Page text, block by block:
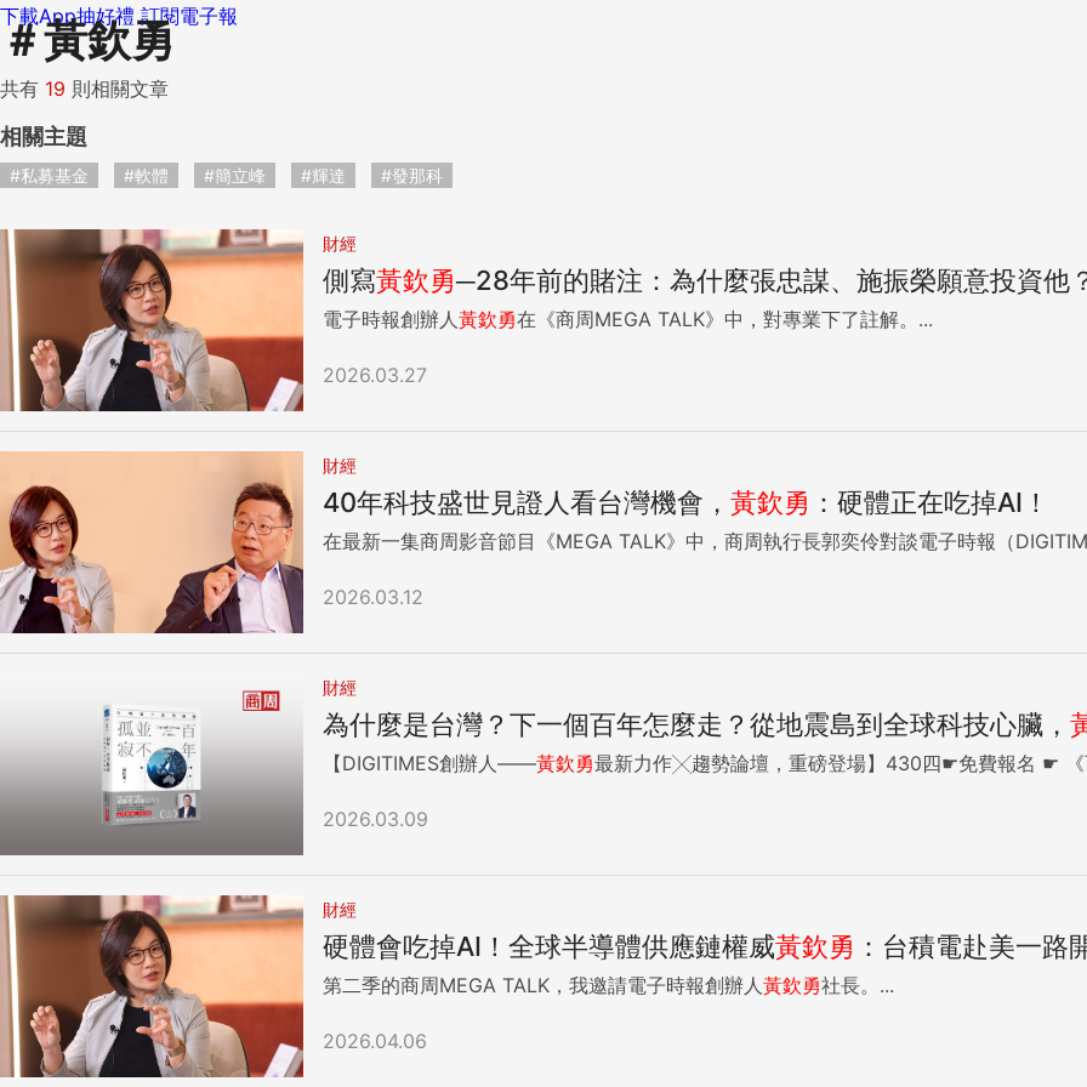
下載App抽好禮 訂閱電子報
＃黃欽勇
共有 19 則相關文章
相關主題
#私募基金 #軟體 #簡立峰 #輝達 #發那科
財經
側寫黃欽勇─28年前的賭注：為什麼張忠謀、施振榮願意投資他
電子時報創辦人 黃欽勇在《商周MEGA TALK》中，對專業下了註解。...
2026.03.27
財經
40年科技盛世見證人看台灣機會， 黃欽勇 ：硬體正在吃掉AI！
在最新一集商周影音節目《MEGA TALK》中，商周執行長郭奕伶對談電子時報（
2026.03.12
財經
為什麼是台灣？下一個百年怎麼走？從地震島到全球科技心臟，
【DIGITIMES創辦人——黃欽勇 最新力作╳趨勢論壇，
2026.03.09
財經
硬體會吃掉AI！全球半導體供應鏈權威黃欽勇 ：台積電赴美一路
第二季的商周MEGA TALK，我邀請電子時報創辦人 黃欽勇社長。...
2026.04.06